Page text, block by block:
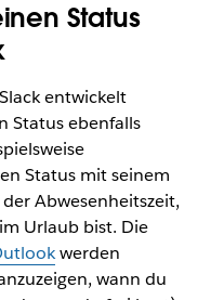
Status
entwickelt
Status ebenfalls
Status mit seinem
Abwesenheitszeit,
Urlaub bist. Die
werden
wann du